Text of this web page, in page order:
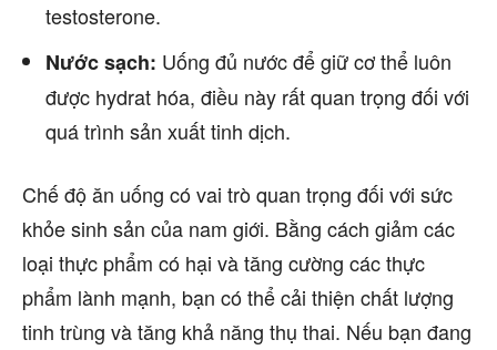
testosterone.
Nước sạch: Uống đủ nước để giữ cơ thể luôn
được hydrat hóa, điều này rất quan trọng đối với
quá trình sản xuất tinh dịch.
Chế độ ăn uống có vai trò quan trọng đối với sức
khỏe sinh sản của nam giới. Bằng cách giảm các
loại thực phẩm có hại và tăng cường các thực
phẩm lành mạnh, bạn có thể cải thiện chất lượng
tinh trùng và tăng khả năng thụ thai. Nếu bạn đang